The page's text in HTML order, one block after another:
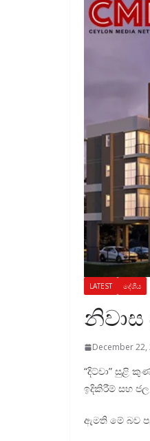
LATEST දේශීය
December 22,
“දිට්වා” සුළි
ඉදිකිරීම් සහ
ඇමති මේ බව